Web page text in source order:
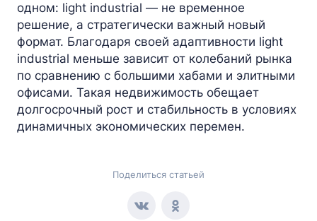
одном: light industrial — не временное
решение, а стратегически важный новый
формат. Благодаря своей адаптивности light
industrial меньше зависит от колебаний рынка
по сравнению с большими хабами и элитными
офисами. Такая недвижимость обещает
долгосрочный рост и стабильность в условиях
динамичных экономических перемен.
Поделиться статьей